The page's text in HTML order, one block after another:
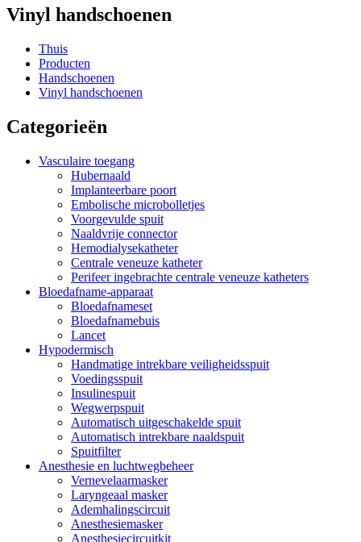
Vinyl handschoenen
Thuis
Producten
Handschoenen
Vinyl handschoenen
Categorieën
Vasculaire toegang
Hubernaald
Implanteerbare poort
Embolische microbolletjes
Voorgevulde spuit
Naaldvrije connector
Hemodialysekatheter
Centrale veneuze katheter
Perifeer ingebrachte centrale veneuze katheters
Bloedafname-apparaat
Bloedafnameset
Bloedafnamebuis
Lancet
Hypodermisch
Handmatige intrekbare veiligheidsspuit
Voedingsspuit
Insulinespuit
Wegwerpspuit
Automatisch uitgeschakelde spuit
Automatisch intrekbare naaldspuit
Spuitfilter
Anesthesie en luchtwegbeheer
Vernevelaarmasker
Laryngeaal masker
Ademhalingscircuit
Anesthesiemasker
Anesthesiecircuitkit